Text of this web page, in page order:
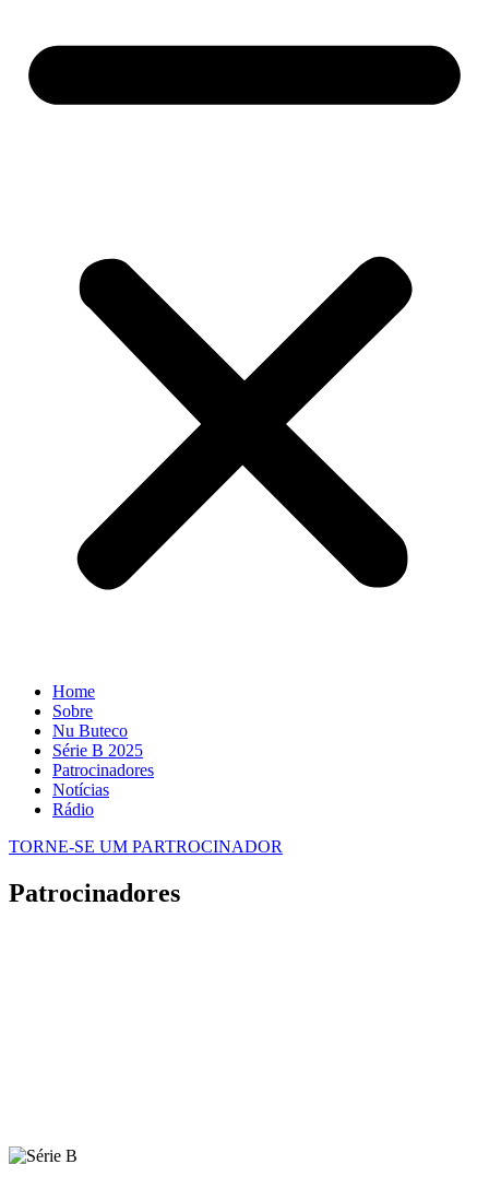
Home
Sobre
Nu Buteco
Série B 2025
Patrocinadores
Notícias
Rádio
TORNE-SE UM PARTROCINADOR
Patrocinadores